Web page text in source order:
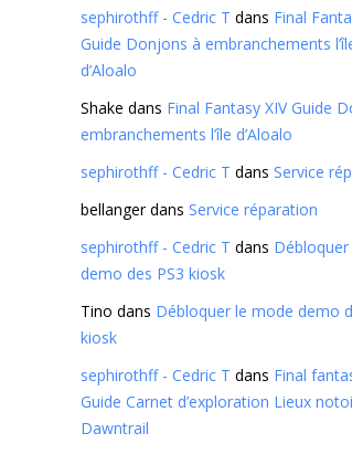
sephirothff - Cedric T dans Final
Guide Donjons à embranchements
d’Aloalo
Shake dans Final Fantasy XIV Guide
embranchements l’île d’Aloalo
sephirothff - Cedric T dans Service
bellangerdans Service réparation
sephirothff - Cedric T dans
demo des PS3 kiosk
Tino dans Débloquer le mode demo
kiosk
sephirothff - Cedric T dans Final
Guide Carnet d’exploration Lieux
Dawntrail